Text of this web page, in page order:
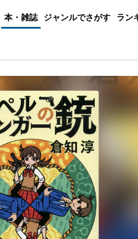
本・雑誌 ジャンルでさがす ラン